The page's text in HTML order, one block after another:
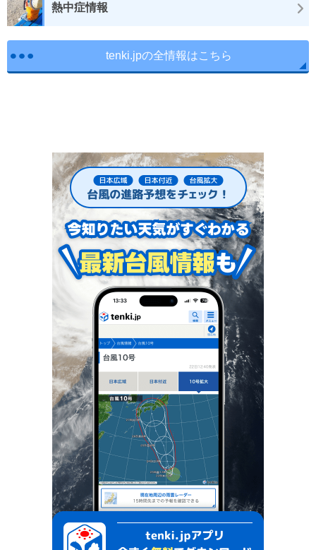
熱中症情報
tenki.jpの全情報はこちら